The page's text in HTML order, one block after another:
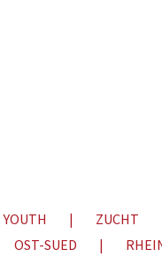
YOUTH ZUCHT
OST-SUED